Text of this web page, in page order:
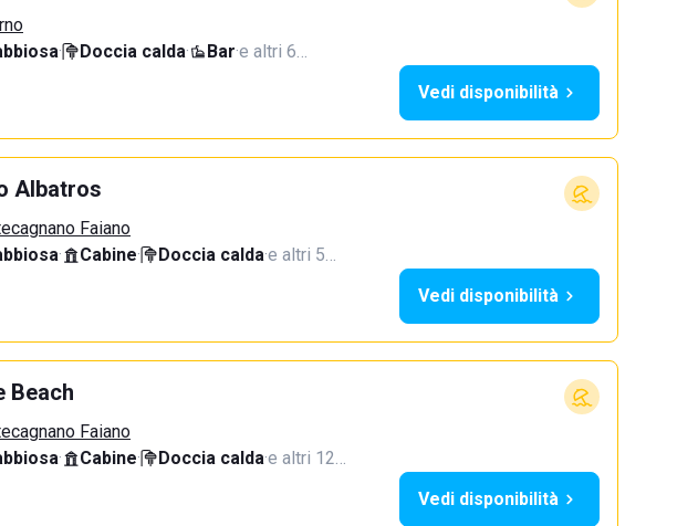
· Doccia calda· Bar·e altri 6…
Vedi disponibilità
Albatros
Faiano
· Cabine· Doccia calda·e altri 5…
Vedi disponibilità
Beach
Faiano
· Cabine· Doccia calda·e altri 12…
Vedi disponibilità